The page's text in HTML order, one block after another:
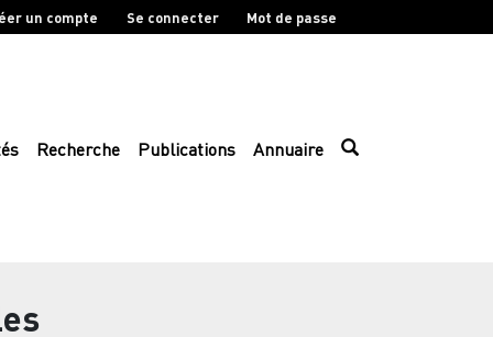
un compte Se connecter Mot de passe
Recherche Publications Annuaire